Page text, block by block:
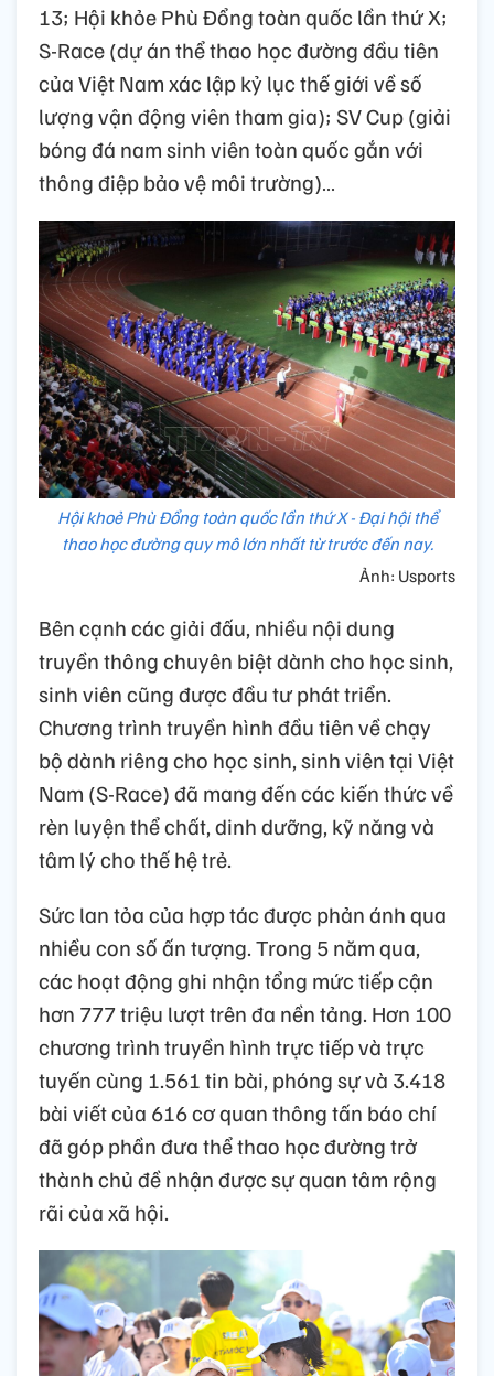
13; Hội khỏe Phù Đổng toàn quốc lần thứ X;
S-Race (dự án thể thao học đường đầu tiên
của Việt Nam xác lập kỷ lục thế giới về số
lượng vận động viên tham gia); SV Cup (giải
bóng đá nam sinh viên toàn quốc gắn với
thông điệp bảo vệ môi trường)…
Hội khoẻ Phù Đổng toàn quốc lần thứ X - Đại hội thể
thao học đường quy mô lớn nhất từ trước đến nay.
Ảnh: Usports
Bên cạnh các giải đấu, nhiều nội dung
truyền thông chuyên biệt dành cho học sinh,
sinh viên cũng được đầu tư phát triển.
Chương trình truyền hình đầu tiên về chạy
bộ dành riêng cho học sinh, sinh viên tại Việt
Nam (S-Race) đã mang đến các kiến thức về
rèn luyện thể chất, dinh dưỡng, kỹ năng và
tâm lý cho thế hệ trẻ.
Sức lan tỏa của hợp tác được phản ánh qua
nhiều con số ấn tượng. Trong 5 năm qua,
các hoạt động ghi nhận tổng mức tiếp cận
hơn 777 triệu lượt trên đa nền tảng. Hơn 100
chương trình truyền hình trực tiếp và trực
tuyến cùng 1.561 tin bài, phóng sự và 3.418
bài viết của 616 cơ quan thông tấn báo chí
đã góp phần đưa thể thao học đường trở
thành chủ đề nhận được sự quan tâm rộng
rãi của xã hội.